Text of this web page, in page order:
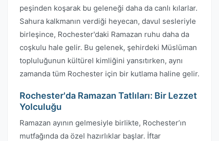
peşinden koşarak bu geleneği daha da canlı kılarlar.
Sahura kalkmanın verdiği heyecan, davul sesleriyle
birleşince, Rochester'daki Ramazan ruhu daha da
coşkulu hale gelir. Bu gelenek, şehirdeki Müslüman
topluluğunun kültürel kimliğini yansıtırken, aynı
zamanda tüm Rochester için bir kutlama haline gelir.
Rochester'da Ramazan Tatlıları: Bir Lezzet
Yolculuğu
Ramazan ayının gelmesiyle birlikte, Rochester’ın
mutfağında da özel hazırlıklar başlar. İftar